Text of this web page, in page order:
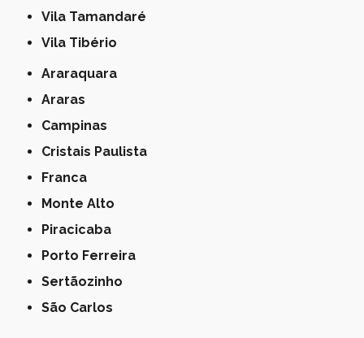
Vila Tamandaré
Vila Tibério
Araraquara
Araras
Campinas
Cristais Paulista
Franca
Monte Alto
Piracicaba
Porto Ferreira
Sertãozinho
São Carlos